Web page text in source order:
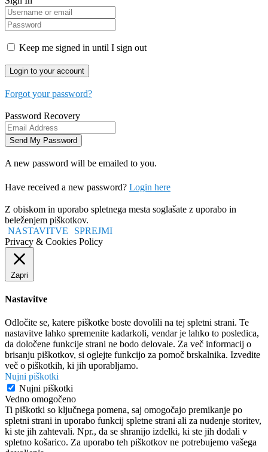
Keep me signed in until I sign out
Forgot your password?
Password Recovery
A new password will be emailed to you.
Have received a new password? Login here
Z obiskom in uporabo spletnega mesta soglašate z uporabo in
beleženjem piškotkov.
NASTAVITVE
SPREJMI
Privacy & Cookies Policy
Zapri
Nastavitve
Odločite se, katere piškotke boste dovolili na tej spletni strani. Te
nastavitve lahko spremenite kadarkoli, vendar je lahko to posledica,
da določene funkcije strani ne bodo delovale. Za več informacij o
brisanju piškotkov, si oglejte funkcijo za pomoč brskalnika. Izvedite
več o piškotkih, ki jih uporabljamo.
Nujni piškotki
Nujni piškotki
Vedno omogočeno
Ti piškotki so ključnega pomena, saj omogočajo premikanje po
spletni strani in uporabo funkcij spletne strani ali za nudenje storitev,
ki ste jih zahtevali. Npr., da se shranijo izdelki, ki ste jih dodali v
spletno košarico. Za uporabo teh piškotkov ne potrebujemo vašega